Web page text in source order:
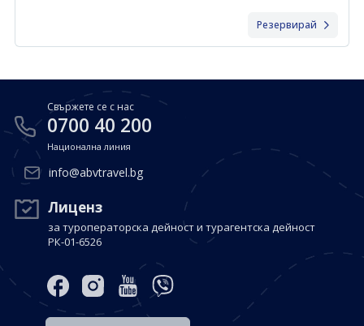
Резервирай
Свържете се с нас
0700 40 200
Национална линия
info@abvtravel.bg
Лиценз
за туроператорска дейност и турагентска дейност
РК-01-6526